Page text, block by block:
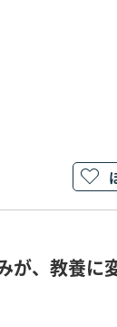
が、教養に